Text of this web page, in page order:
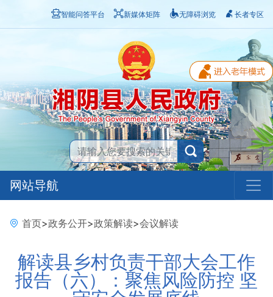
智能问答平台 新媒体矩阵 无障碍浏览 长者专区
网站导航
首页>政务公开>政策解读>会议解读
解读县乡村负责干部大会工作
报告（六）：聚焦风险防控 坚